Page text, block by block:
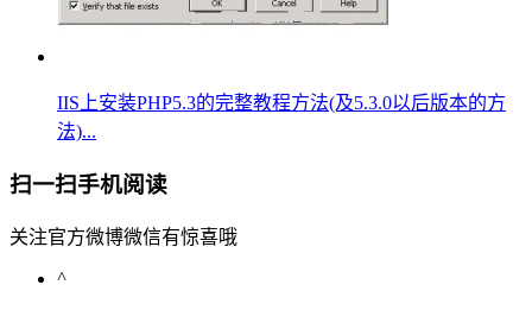
IIS上安装PHP5.3的完整教程方法(及5.3.0以后版本的方
法)...
扫一扫手机阅读
关注官方微博微信有惊喜哦
^